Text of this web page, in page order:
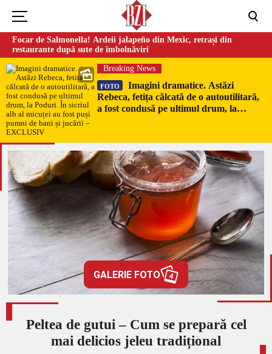
Focar de Salmonella! Ardeii jalapeño din Mexic, retrași din
restaurante după sute de îmbolnăviri
Breaking News
FOTO
Imagini dramatice. Astăzi
Rebeca, fetița călcată de o autoutilitară,
a fost condusă pe ultimul drum, la
EXCLUSIV
GALERIE FOTO 4
Peltea de gutui – Cum se prepară cel
mai delicios jeleu tradițional